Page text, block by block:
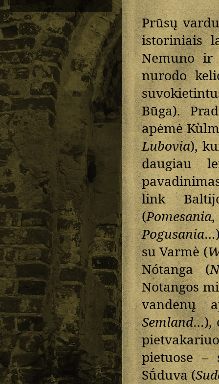
Prūsų
istoriniais
Nemuno ir
nurodo
Būga).
apėmė
Lubovia),
daugiau
link
(Pomesania
Pogusania
su Varmè (
Nótanga (
Notangos
vandenų
Semland…),
pietuose –
Sū́duva (